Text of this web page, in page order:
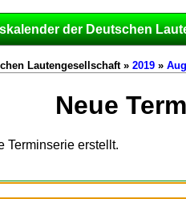
der Deutschen
Lautengesellschaft » 2019 »
Neue
Terminserie erstellt.